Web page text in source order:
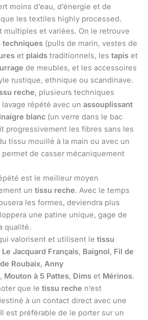
moins d’eau, d’énergie et de
les textiles highly processed.
multiples et variées. On le retrouve
techniques (pulls de marin, vestes de
et plaids traditionnels, les tapis et
de meubles, et les accessoires
rustique, ethnique ou scandinave.
reche, plusieurs techniques
répété avec un assouplissant
blanc (un verre dans le bac
progressivement les fibres sans les
tissu mouillé à la main ou avec un
de casser mécaniquement
est le meilleur moyen
un tissu reche. Avec le temps
les formes, deviendra plus
une patine unique, gage de
qualité.
valorisent et utilisent le tissu
Le Jacquard Français, Baignol, Fil de
Roubaix, Anny
, Mouton à 5 Pattes, Dims et Mérinos.
que le tissu reche n’est
à un contact direct avec une
est préférable de le porter sur un